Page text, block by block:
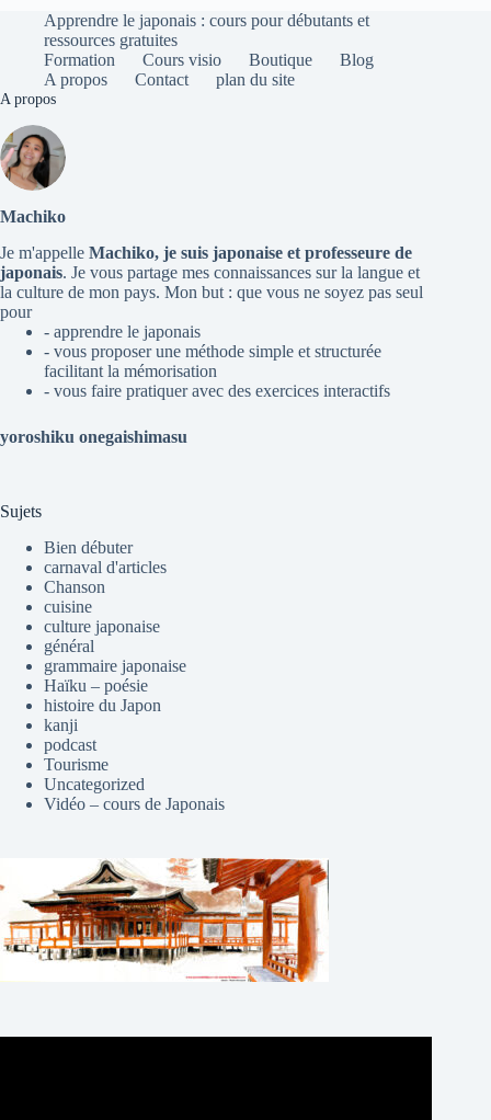
Apprendre le japonais : cours pour débutants et
ressources gratuites
Formation
Cours visio Boutique
Blog
A propos
Contact plan du site
A propos
Machiko
Je m'appelle Machiko, je suis japonaise et professeure de
japonais. Je vous partage mes connaissances sur la langue et
la culture de mon pays. Mon but : que vous ne soyez pas seul
pour
- apprendre le japonais
- vous proposer une méthode simple et structurée
facilitant la mémorisation
- vous faire pratiquer avec des exercices interactifs
yoroshiku onegaishimasu
Sujets
Bien débuter
carnaval d'articles
Chanson
cuisine
culture japonaise
général
grammaire japonaise
Haïku – poésie
histoire du Japon
kanji
podcast
Tourisme
Uncategorized
Vidéo – cours de Japonais